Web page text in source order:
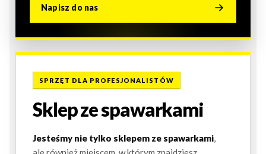
Napisz do nas
SPRZĘT DLA PROFESJONALISTÓW
Sklep ze spawarkami
Jesteśmy nie tylko sklepem ze spawarkami,